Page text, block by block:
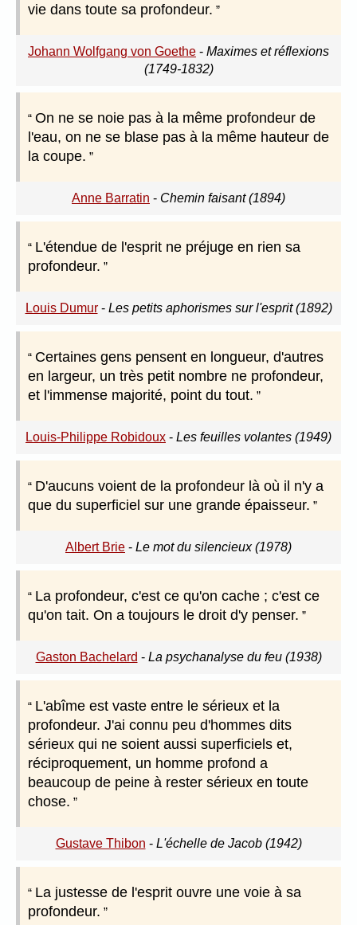
vie dans toute sa profondeur.
Johann Wolfgang von Goethe - Maximes et réflexions
(1749-1832)
On ne se noie pas à la même profondeur de
l'eau, on ne se blase pas à la même hauteur de
la coupe.
Anne Barratin - Chemin faisant (1894)
L'étendue de l'esprit ne préjuge en rien sa
profondeur.
Louis Dumur- Les petits aphorismes sur l'esprit (1892)
Certaines gens pensent en longueur, d'autres
en largeur, un très petit nombre ne profondeur,
et l'immense majorité, point du tout.
Louis-Philippe Robidoux - Les feuilles volantes (1949)
D'aucuns voient de la profondeur là où il n'y a
que du superficiel sur une grande épaisseur.
Albert Brie - Le mot du silencieux (1978)
La profondeur, c'est ce qu'on cache ; c'est ce
qu'on tait. On a toujours le droit d'y penser.
Gaston Bachelard - La psychanalyse du feu (1938)
L'abîme est vaste entre le sérieux et la
profondeur. J'ai connu peu d'hommes dits
sérieux qui ne soient aussi superficiels et,
réciproquement, un homme profond a
beaucoup de peine à rester sérieux en toute
chose.
Gustave Thibon - L'échelle de Jacob (1942)
La justesse de l'esprit ouvre une voie à sa
profondeur.